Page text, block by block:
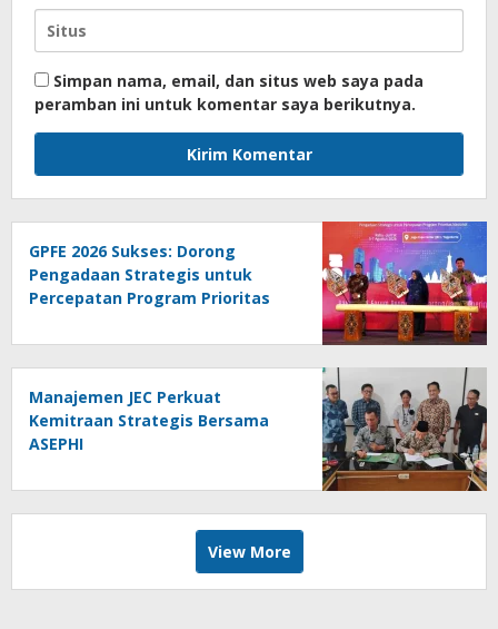
Simpan nama, email, dan situs web saya pada
peramban ini untuk komentar saya berikutnya.
GPFE 2026 Sukses: Dorong
Pengadaan Strategis untuk
Percepatan Program Prioritas
Manajemen JEC Perkuat
Kemitraan Strategis Bersama
ASEPHI
View More